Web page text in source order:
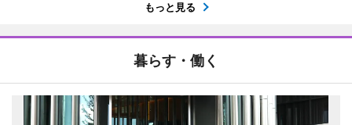
もっと見る
暮らす・働く